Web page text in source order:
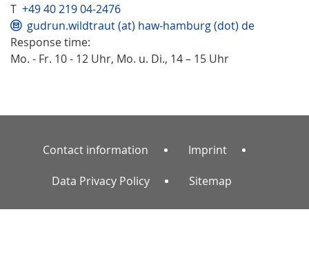
T +49 40 219 04-2476
gudrun.wildtraut (at) haw-hamburg (dot) de
Response time:
Mo. - Fr. 10 - 12 Uhr, Mo. u. Di., 14 – 15 Uhr
Contact information Imprint
Data Privacy Policy Sitemap